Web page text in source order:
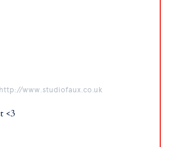
http://www.studiofaux.co.uk
<3